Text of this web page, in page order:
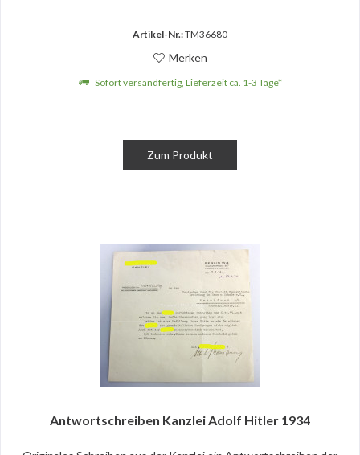
Artikel-Nr.:TM36680
Merken
Sofort versandfertig, Lieferzeit ca. 1-3 Tage*
Zum Produkt
Antwortschreiben Kanzlei Adolf Hitler 1934